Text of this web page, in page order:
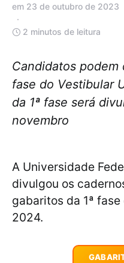
em 23 de outubro de 2023
2 minutos de leitura
Candidatos podem
fase do Vestibular
da 1ª fase será
novembro
A Universidade
divulgou os
gabaritos da 1ª
2024.